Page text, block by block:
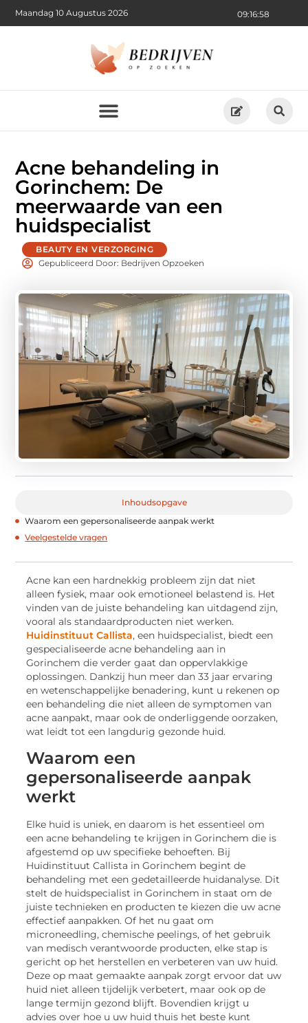
09:16:59
Maandag 10 Augustus 2026
Acne behandeling in
Gorinchem: De
meerwaarde van een
huidspecialist
BEAUTY EN VERZORGING
Gepubliceerd Door: Bedrijven Opzoeken
Inhoudsopgave
Waarom een gepersonaliseerde aanpak werkt
Veelgestelde vragen
Acne kan een hardnekkig probleem zijn dat niet
alleen fysiek, maar ook emotioneel belastend is. Het
vinden van de juiste behandeling kan uitdagend zijn,
vooral als standaardproducten niet werken.
Huidinstituut Callista, een huidspecialist, biedt een
gespecialiseerde acne behandeling aan in
Gorinchem die verder gaat dan oppervlakkige
oplossingen. Dankzij hun meer dan 33 jaar ervaring
en wetenschappelijke benadering, kunt u rekenen op
een behandeling die niet alleen de symptomen van
acne aanpakt, maar ook de onderliggende oorzaken,
wat leidt tot een langdurig gezonde huid.
Waarom een
gepersonaliseerde aanpak
werkt
Elke huid is uniek, en daarom is het essentieel om
een acne behandeling te krijgen in Gorinchem die is
afgestemd op uw specifieke behoeften. Bij
Huidinstituut Callista in Gorinchem begint de
behandeling met een gedetailleerde huidanalyse. Dit
stelt de huidspecialist in Gorinchem in staat om de
juiste technieken en producten te kiezen die uw acne
effectief aanpakken. Of het nu gaat om
microneedling, chemische peelings, of het gebruik
van medisch verantwoorde producten, elke stap is
gericht op het herstellen en verbeteren van uw huid.
Deze op maat gemaakte aanpak zorgt ervoor dat uw
huid niet alleen tijdelijk verbetert, maar ook op de
lange termijn gezond blijft. Bovendien krijgt u
advies over hoe u uw huid thuis het beste kunt